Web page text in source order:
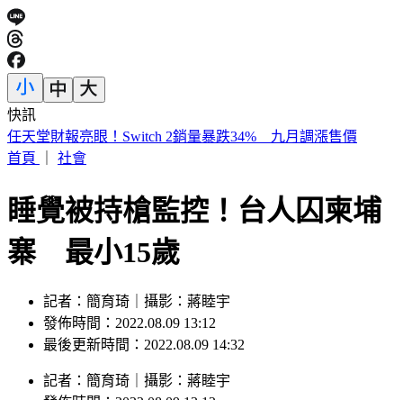
快訊
開砲東發號不厚道 詹江村：沒必要先找蔣萬安簽名再嘲諷
首頁
社會
睡覺被持槍監控！台人囚柬埔
寨 最小15歲
記者：簡育琦｜攝影：蔣睦宇
發佈時間：2022.08.09 13:12
最後更新時間：2022.08.09 14:32
記者 ： 簡育琦 攝影 ： 蔣睦宇